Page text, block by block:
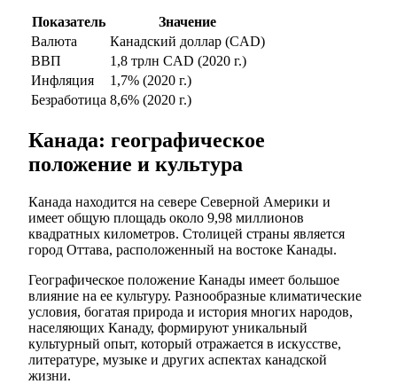
Показатель
Значение
Валюта
Канадский доллар (CAD)
ВВП
1,8 трлн CAD (2020 г.)
Инфляция
1,7% (2020 г.)
Безработица 8,6% (2020 г.)
Канада: географическое
положение и культура
Канада находится на севере Северной Америки и
имеет общую площадь около 9,98 миллионов
квадратных километров. Столицей страны является
город Оттава, расположенный на востоке Канады.
Географическое положение Канады имеет большое
влияние на ее культуру. Разнообразные климатические
условия, богатая природа и история многих народов,
населяющих Канаду, формируют уникальный
культурный опыт, который отражается в искусстве,
литературе, музыке и других аспектах канадской
жизни.